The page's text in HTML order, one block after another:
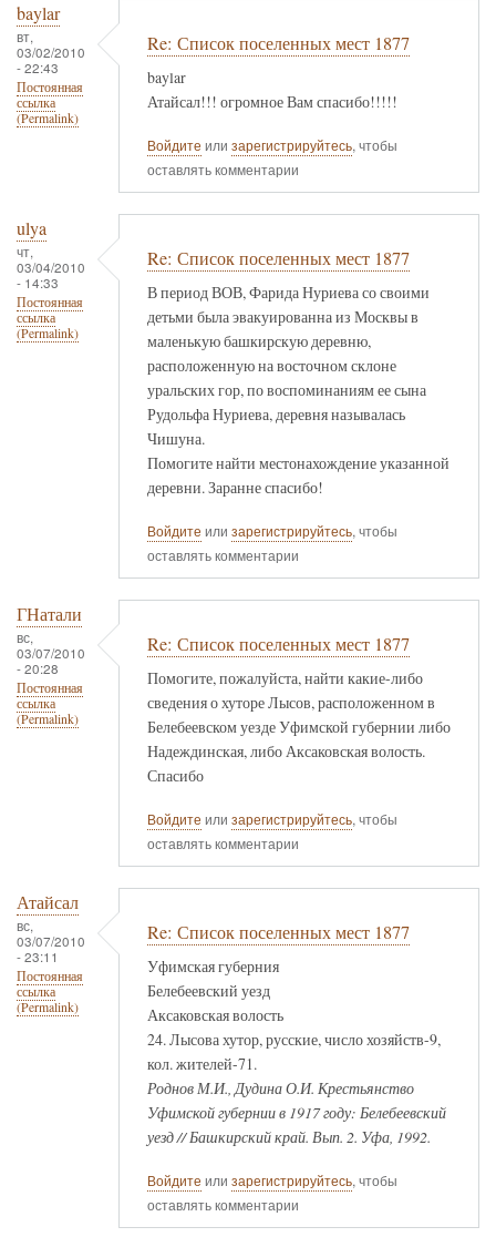
baylar
вт,
03/02/2010
- 22:43
Постоянная
ссылка
(Permalink)
Re: Список поселенных мест 1877
baylar
Атайсал!!! огромное Вам спасибо!!!!!
Войдите или зарегистрируйтесь, чтобы
оставлять комментарии
ulya
чт,
03/04/2010
- 14:33
Постоянная
ссылка
(Permalink)
Re: Список поселенных мест 1877
В период ВОВ, Фарида Нуриева со своими
детьми была эвакуированна из Москвы в
маленькую башкирскую деревню,
расположенную на восточном склоне
уральских гор, по воспоминаниям ее сына
Рудольфа Нуриева, деревня называлась
Чишуна.
Помогите найти местонахождение указанной
деревни. Заранне спасибо!
Войдите или зарегистрируйтесь, чтобы
оставлять комментарии
ГНатали
вс,
03/07/2010
- 20:28
Постоянная
ссылка
(Permalink)
Re: Список поселенных мест 1877
Помогите, пожалуйста, найти какие-либо
сведения о хуторе Лысов, расположенном в
Белебеевском уезде Уфимской губернии либо
Надеждинская, либо Аксаковская волость.
Спасибо
Войдите или зарегистрируйтесь, чтобы
оставлять комментарии
Атайсал
вс,
03/07/2010
- 23:11
Постоянная
ссылка
(Permalink)
Re: Список поселенных мест 1877
Уфимская губерния
Белебеевский уезд
Аксаковская волость
24. Лысова хутор, русские, число хозяйств-9,
кол. жителей-71.
Роднов М.И., Дудина О.И. Крестьянство
Уфимской губернии в 1917 году: Белебеевский
уезд // Башкирский край. Вып. 2. Уфа, 1992.
Войдите или зарегистрируйтесь, чтобы
оставлять комментарии